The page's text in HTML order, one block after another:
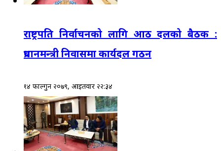
राष्ट्रपति निर्वाचनको लागि आठ दलको बैठक :
प्रधानमन्त्री निवासमा कार्यदल गठन
१४ फाल्गुन २०७९, आईतवार २२:३४